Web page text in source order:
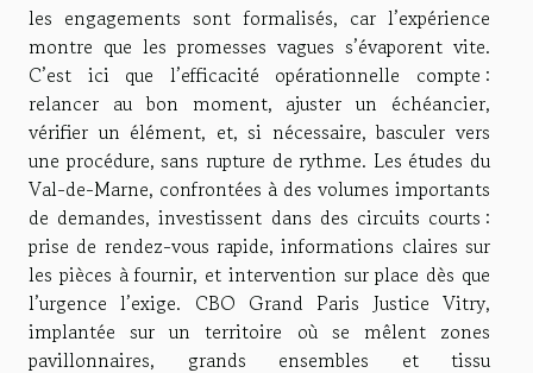
les engagements sont formalisés, car l’expérience
montre que les promesses vagues s’évaporent vite.
C’est ici que l’efficacité opérationnelle compte :
relancer au bon moment, ajuster un échéancier,
vérifier un élément, et, si nécessaire, basculer vers
une procédure, sans rupture de rythme. Les études du
Val-de-Marne, confrontées à des volumes importants
de demandes, investissent dans des circuits courts :
prise de rendez-vous rapide, informations claires sur
les pièces à fournir, et intervention sur place dès que
l’urgence l’exige. CBO Grand Paris Justice Vitry,
implantée sur un territoire où se mêlent zones
pavillonnaires, grands ensembles et tissu